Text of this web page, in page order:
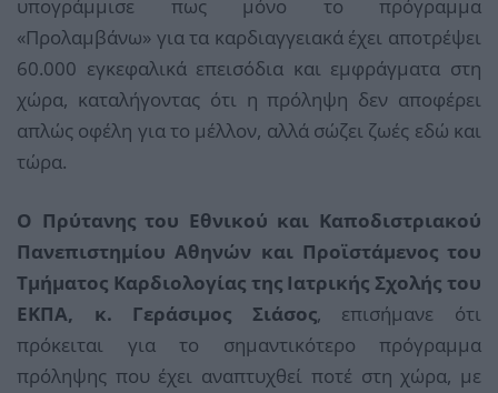
υπογράμμισε πως μόνο το πρόγραμμα
«Προλαμβάνω» για τα καρδιαγγειακά έχει αποτρέψει
60.000 εγκεφαλικά επεισόδια και εμφράγματα στη
χώρα, καταλήγοντας ότι η πρόληψη δεν αποφέρει
απλώς οφέλη για το μέλλον, αλλά σώζει ζωές εδώ και
τώρα.
Ο Πρύτανης του Εθνικού και Καποδιστριακού
Πανεπιστημίου Αθηνών και Προϊστάμενος του
Τμήματος Καρδιολογίας της Ιατρικής Σχολής του
ΕΚΠΑ, κ. Γεράσιμος Σιάσος, επισήμανε ότι
πρόκειται για το σημαντικότερο πρόγραμμα
πρόληψης που έχει αναπτυχθεί ποτέ στη χώρα, με